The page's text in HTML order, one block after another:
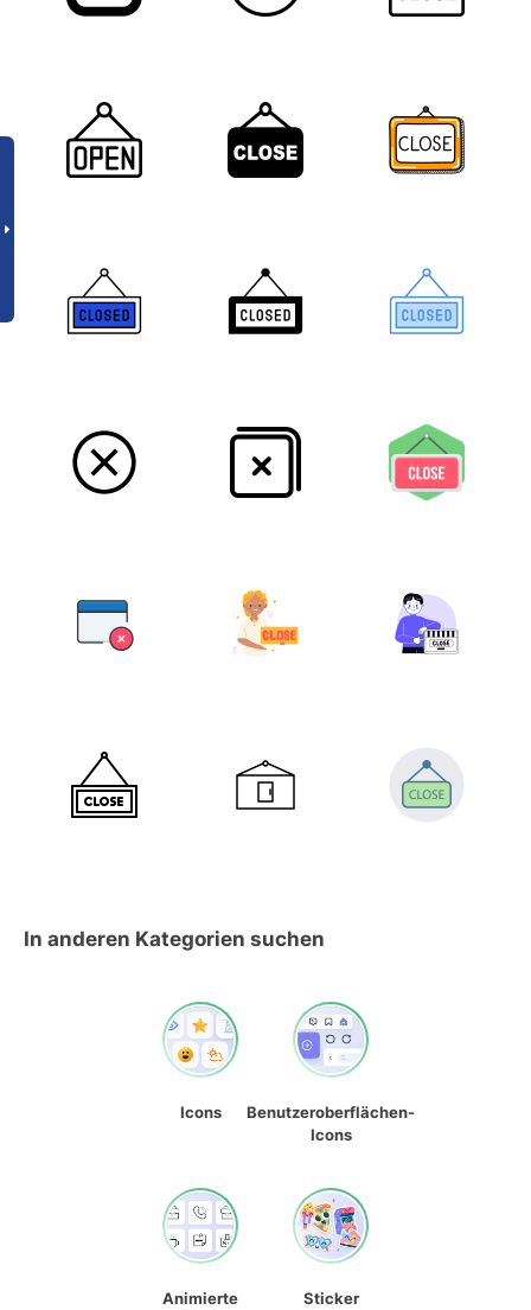
In anderen Kategorien suchen
Icons
Benutzeroberflächen-
Icons
Animierte
Sticker